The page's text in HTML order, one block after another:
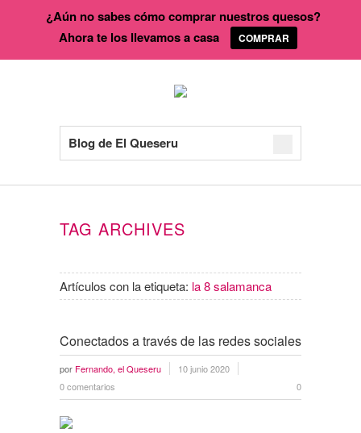
Blog de El Queseru
TAG ARCHIVES
Artículos con la etiqueta: la 8 salamanca
Conectados a través de las redes sociales
por Fernando, el Queseru
10 junio 2020
0 comentarios
0
¿Aún no sabes cómo comprar nuestros quesos?
Ahora te los llevamos a casa
COMPRAR